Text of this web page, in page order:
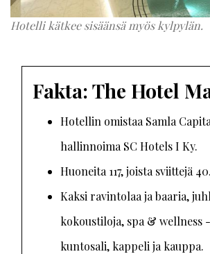
Hotelli kätkee sisäänsä myös kylpylän.
Fakta: The Hotel
Hotellin omistaa Samla
hallinnoima SC Hotels I Ky.
Huoneita 117, joista sviittejä 40.
Kaksi ravintolaa ja baaria,
kokoustiloja, spa & wellness
kuntosali, kappeli ja kauppa.